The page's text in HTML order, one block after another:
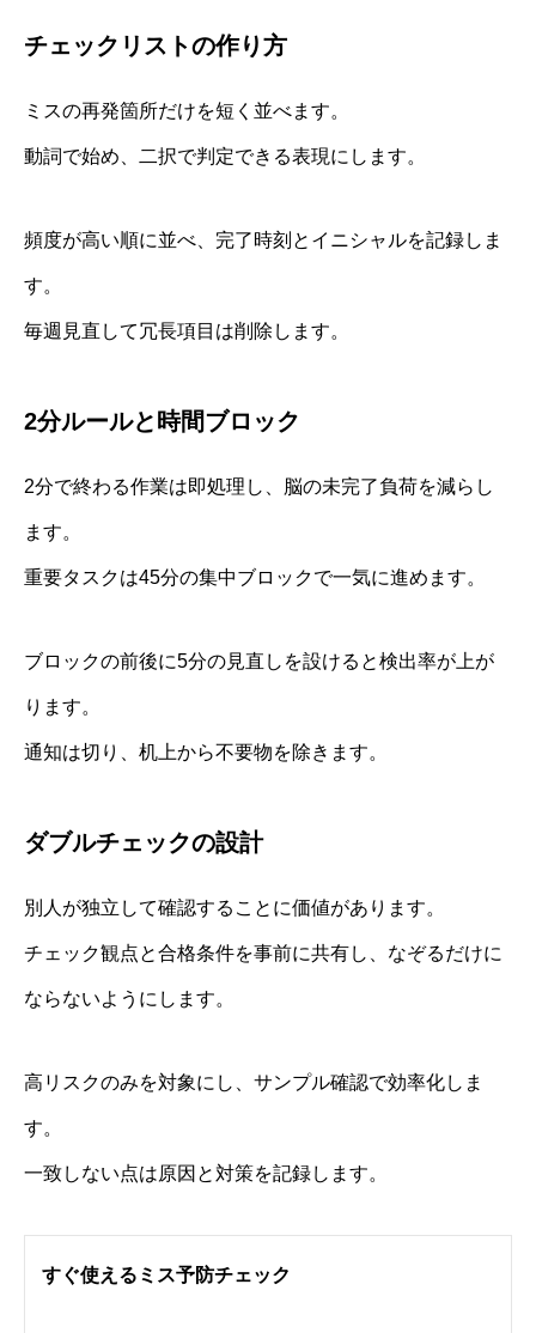
チェックリストの作り方
ミスの再発箇所だけを短く並べます。
動詞で始め、二択で判定できる表現にします。
頻度が高い順に並べ、完了時刻とイニシャルを記録しま
す。
毎週見直して冗長項目は削除します。
2分ルールと時間ブロック
2分で終わる作業は即処理し、脳の未完了負荷を減らし
ます。
重要タスクは45分の集中ブロックで一気に進めます。
ブロックの前後に5分の見直しを設けると検出率が上が
ります。
通知は切り、机上から不要物を除きます。
ダブルチェックの設計
別人が独立して確認することに価値があります。
チェック観点と合格条件を事前に共有し、なぞるだけに
ならないようにします。
高リスクのみを対象にし、サンプル確認で効率化しま
す。
一致しない点は原因と対策を記録します。
すぐ使えるミス予防チェック